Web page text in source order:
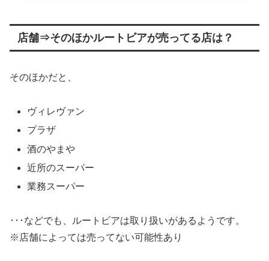
店舗⇒そのほかルートビアが売ってる店は？
そのほかだと、
ヴィレヴァン
プラザ
酒のやまや
近所のスーパー
業務スーパー
･･･などでも、ルートビアは取り扱いがあるようです。
※店舗によっては売ってない可能性あり